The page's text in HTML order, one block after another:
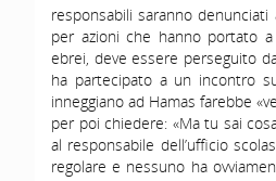
responsabili saranno
per azioni che hanno portato
ebrei, deve essere perseguito
ha partecipato a un incontro
inneggiano ad Hamas farebbe
per poi chiedere: «Ma tu sai
al responsabile dell’ufficio
regolare e nessuno ha